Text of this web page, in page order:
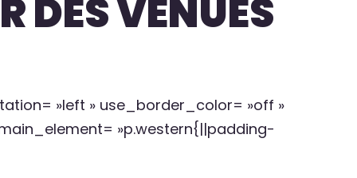
DES VENUES
»left » use_border_color= »off »
»p.western{||padding-